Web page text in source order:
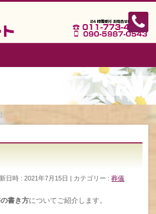
日時 : 2021年7月15日 カテゴリー :葬儀
書き方についてご紹介します。